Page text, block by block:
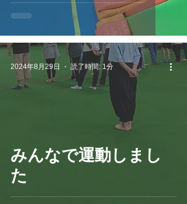
みんなで運動しまし
た
2024年8月29日 読了時間: 1分